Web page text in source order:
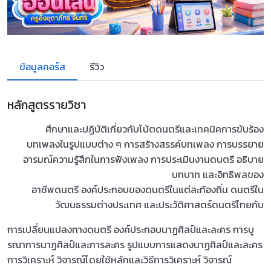
ข้อมูลคอร์ส รีวิว
หลักสูตรรายวิชา
ศึกษาและปฏิบัติเกี่ยวกับโน้ตดนตรีและเทคนิคการขับร้อง
บทเพลงในรูปแบบต่าง ๆ การสร้างสรรค์บทเพลง การบรรยาย
อารมณ์ความรู้สึกในการฟังเพลง การประเมินงานดนตรี อธิบาย
บทบาท และอิทธิพลของ
อาชีพดนตรี องค์ประกอบของดนตรีในแต่ละท้องถิ่น ดนตรีใน
วัฒนธรรมต่างประเทศ และประวัติศาสตร์ดนตรีไทยกับ
การเปลี่ยนแปลงทางดนตรี องค์ประกอบนาฏศิลป์และละคร การบู
รณาการนาฏศิลป์และการละคร รูปแบบการแสดงนาฏศิลป์และละคร
การวิเคราะห์ วิจารณ์โดยใช้หลักและวิธีการวิเคราะห์ วิจารณ์